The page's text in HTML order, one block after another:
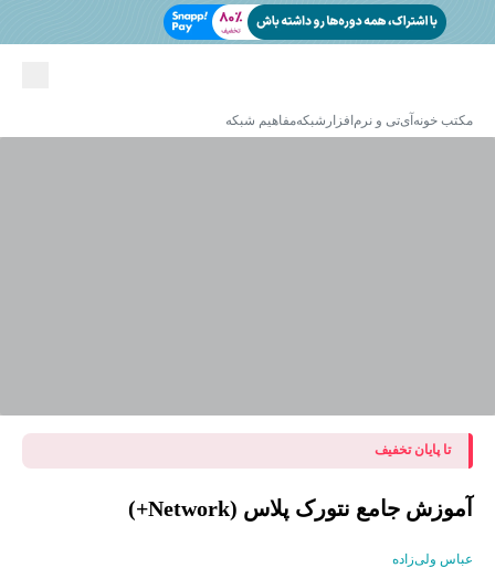
مکتب خونه آی‌تی و نرم‌افزار شبکهمفاهیم شبکه
تا پایان تخفیف
آموزش جامع نتورک پلاس (Network+)
عباس ولی‌زاده